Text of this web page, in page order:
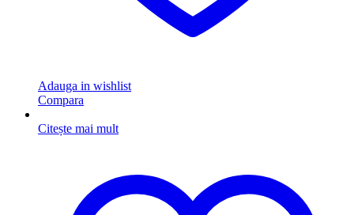
Adauga in wishlist
Compara
Citește mai mult